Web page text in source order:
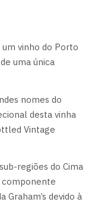
um vinho do Porto
uma única
nomes do
desta vinha
Vintage
regiões do Cima
componente
Graham’s devido à